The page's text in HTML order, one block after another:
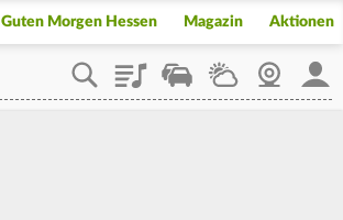
Guten Morgen Hessen Magazin Aktionen
PlaylistStaupilotWetterWebcam